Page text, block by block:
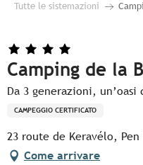
Tutte le sistemazioni
Camping de la
Da 3 generazioni,
CAMPEGGIO CERTIFICATO
23 route de Keravélo, Pen
Come arrivare